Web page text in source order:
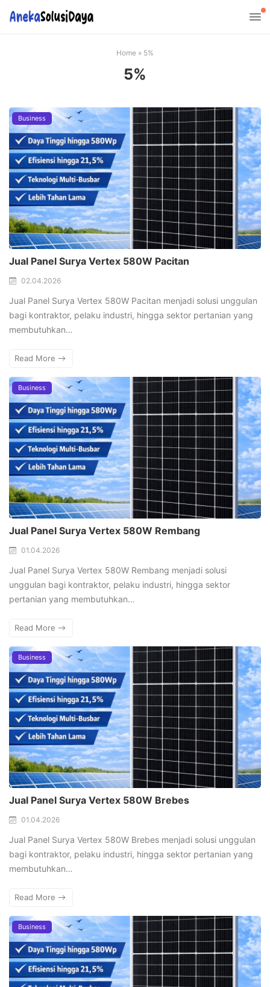
Home » 5%
5%
Business
Jual Panel Surya Vertex 580W Pacitan
02.04.2026
Jual Panel Surya Vertex 580W Pacitan menjadi solusi unggulan
bagi kontraktor, pelaku industri, hingga sektor pertanian yang
membutuhkan…
Read More
Business
Jual Panel Surya Vertex 580W Rembang
01.04.2026
Jual Panel Surya Vertex 580W Rembang menjadi solusi
unggulan bagi kontraktor, pelaku industri, hingga sektor
pertanian yang membutuhkan…
Read More
Business
Jual Panel Surya Vertex 580W Brebes
01.04.2026
Jual Panel Surya Vertex 580W Brebes menjadi solusi unggulan
bagi kontraktor, pelaku industri, hingga sektor pertanian yang
membutuhkan…
Read More
Business